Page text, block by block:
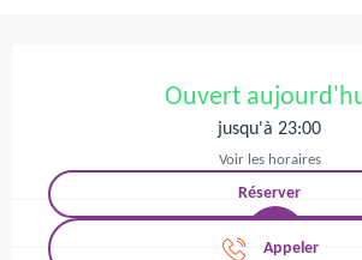
Ouvert
jusqu'à 23:00
Voir les horaires
Réserver
Appeler